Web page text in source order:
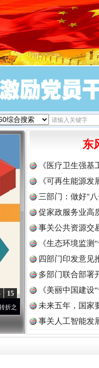
15
荡..·[视频]牢记初心使命 奋进复兴
东
《医疗卫生强
《可再生能源发
三部门：做好"
促家政服务业高
事关公共资源交
《生态环境监
读
四部门印发意见
多部门联合部署
《美丽中国建设
未来五年，国家
事关人工智能发